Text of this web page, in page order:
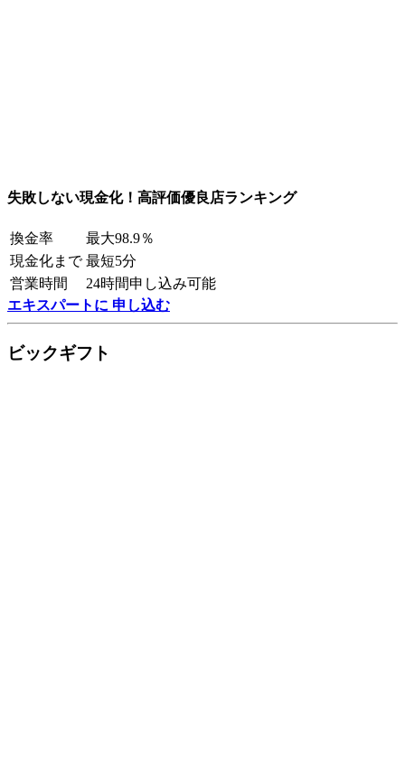
失敗しない現金化！高評価優良店ランキング
換金率
最大98.9％
現金化まで 最短5分
営業時間
24時間申し込み可能
エキスパートに 申し込む
ビックギフト